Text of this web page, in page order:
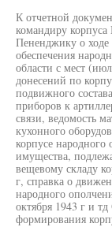
К отчетной
командиру
Пененджику о ходе
обеспечения
области с мест
донесений по
подвижного
приборов к
связи, ведомость
кухонного
корпусе народного
имущества,
вещевому складу
г, справка о
народного
октября 1943 г и
формирования